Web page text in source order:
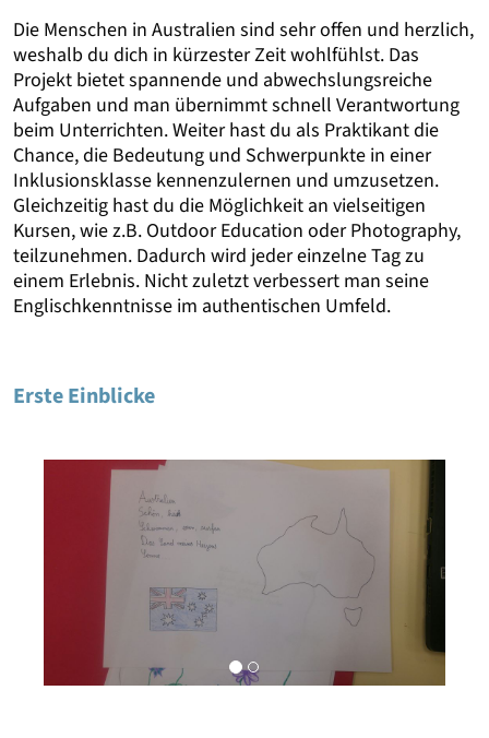
Die Menschen in Australien sind sehr offen und herzlich,
weshalb du dich in kürzester Zeit wohlfühlst. Das
Projekt bietet spannende und abwechslungsreiche
Aufgaben und man übernimmt schnell Verantwortung
beim Unterrichten. Weiter hast du als Praktikant die
Chance, die Bedeutung und Schwerpunkte in einer
Inklusionsklasse kennenzulernen und umzusetzen.
Gleichzeitig hast du die Möglichkeit an vielseitigen
Kursen, wie z.B. Outdoor Education oder Photography,
teilzunehmen. Dadurch wird jeder einzelne Tag zu
einem Erlebnis. Nicht zuletzt verbessert man seine
Englischkenntnisse im authentischen Umfeld.
Erste Einblicke